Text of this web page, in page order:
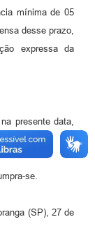
mínima de 05
desse prazo,
expressa da
presente data,
se.
(SP), 27 de